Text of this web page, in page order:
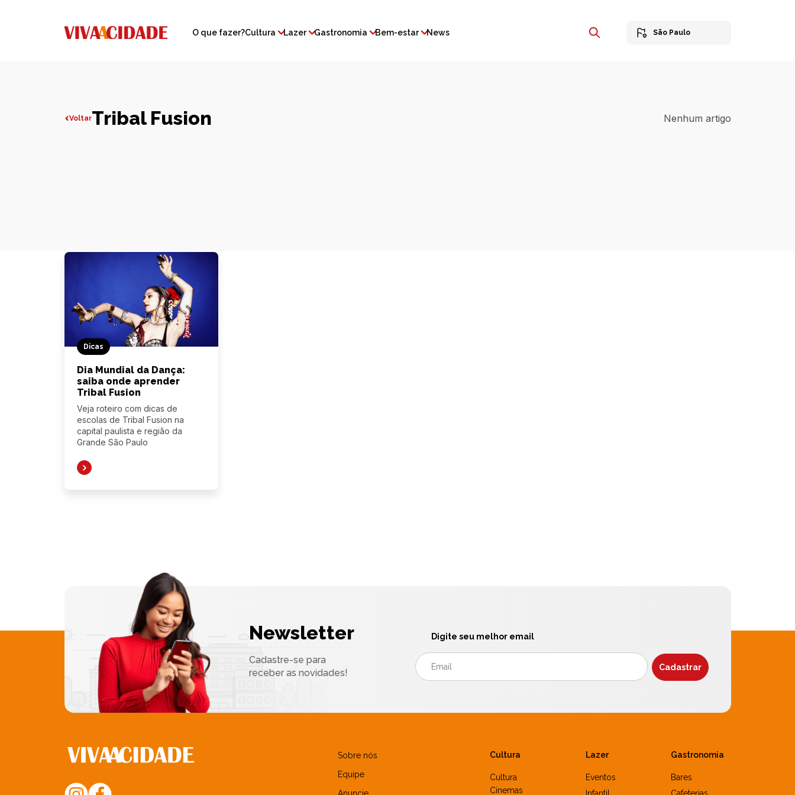
O que fazer?Cultura Lazer Gastronomia Bem-estar News São Paulo
VoltarTribal Fusion Nenhum artigo
Dicas
Dia Mundial da Dança:
saiba onde aprender
Tribal Fusion
Veja roteiro com dicas de
escolas de Tribal Fusion na
capital paulista e região da
Grande São Paulo
Newsletter
Cadastre-se para
receber as novidades!
Digite seu melhor email
Sobre nós
Equipe
Cultura
Cultura
Cinemas
Lazer
Eventos
Gastronomia
Bares